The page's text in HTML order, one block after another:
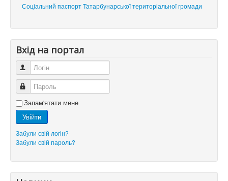
Соціальний паспорт Татарбунарської територіальної громади
Вхід на портал
Логін
Пароль
Запам'ятати мене
Увійти
Забули свій логін?
Забули свій пароль?